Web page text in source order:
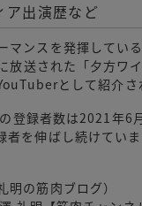
ア出演歴など
マンスを発揮してい
放送された「夕方ワイ
として紹介さ
登録者数は2021年6
者を伸ばし続けていま
明の筋肉ブログ）